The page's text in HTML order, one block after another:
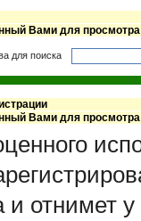
Вами для просмотра
для поиска
Вами для просмотра
и отнимет